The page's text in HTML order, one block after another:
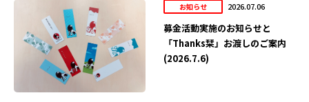
お知らせ 2026.07.06
募金活動実施のお知らせと
「Thanks栞」お渡しのご案内
(2026.7.6)